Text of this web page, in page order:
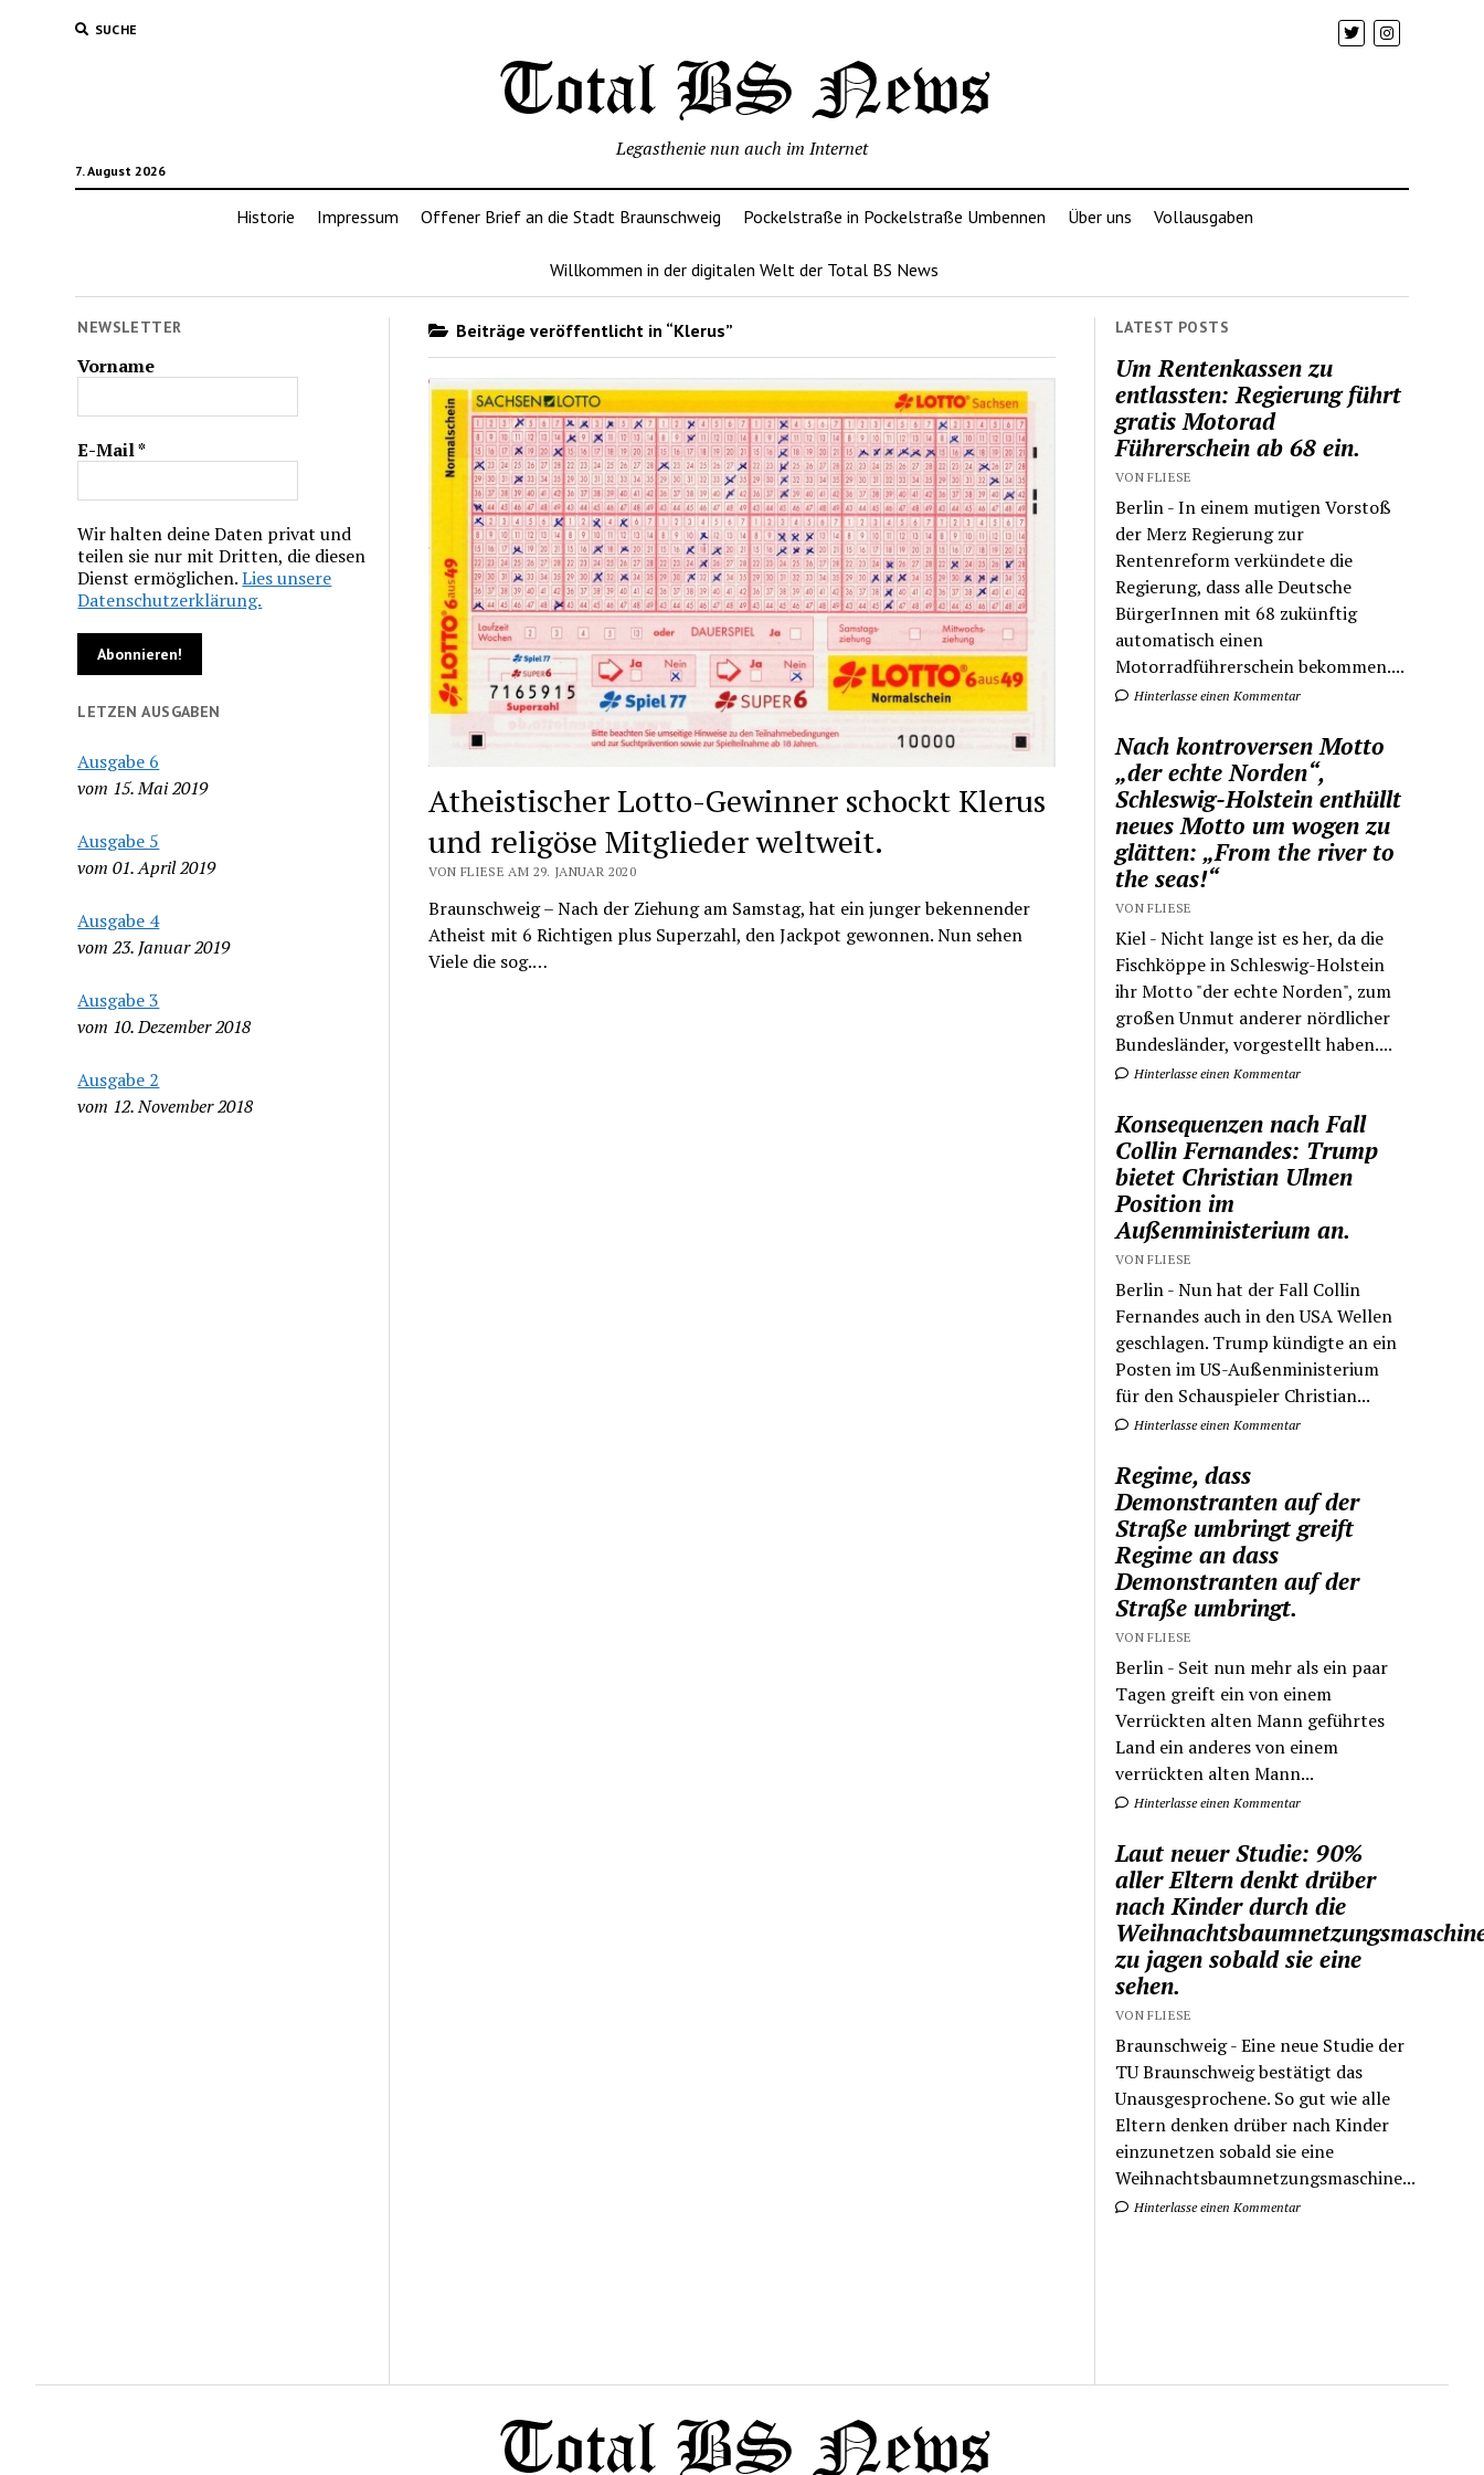
SUCHE
7. August 2026
Legasthenie nun auch im Internet
Historie Impressum Offener Brief an die Stadt Braunschweig Pockelstraße in Pockelstraße Umbennen Über uns Vollausgaben
Willkommen in der digitalen Welt der Total BS News
NEWSLETTER
Vorname
E-Mail*
Wir halten deine Daten privat und
teilen sie nur mit Dritten, die diesen
Dienst ermöglichen.Lies unsere
Datenschutzerklärung.
LETZEN AUSGABEN
Ausgabe 6
vom 15. Mai 2019
Ausgabe 5
vom 01. April 2019
Ausgabe 4
vom 23. Januar 2019
Ausgabe 3
vom 10. Dezember 2018
Ausgabe 2
vom 12. November 2018
Beiträge veröffentlicht in “Klerus”
Atheistischer Lotto-Gewinner schockt Klerus
und religöse Mitglieder weltweit.
VON FLIESE AM 29. JANUAR 2020
Braunschweig – Nach der Ziehung am Samstag, hat ein junger bekennender
Atheist mit 6 Richtigen plus Superzahl, den Jackpot gewonnen. Nun sehen
Viele die sog.…
LATEST POSTS
Um Rentenkassen zu
entlassten: Regierung führt
gratis Motorad
Führerschein ab 68 ein.
VON FLIESE
Berlin - In einem mutigen Vorstoß
der Merz Regierung zur
Rentenreform verkündete die
Regierung, dass alle Deutsche
BürgerInnen mit 68 zukünftig
automatisch einen
Motorradführerschein bekommen....
Hinterlasse einen Kommentar
Nach kontroversen Motto
„der echte Norden“,
Schleswig-Holstein enthüllt
neues Motto um wogen zu
glätten: „From the river to
the seas!“
VON FLIESE
Kiel - Nicht lange ist es her, da die
Fischköppe in Schleswig-Holstein
ihr Motto "der echte Norden", zum
großen Unmut anderer nördlicher
Bundesländer, vorgestellt haben....
Hinterlasse einen Kommentar
Konsequenzen nach Fall
Collin Fernandes: Trump
bietet Christian Ulmen
Position im
Außenministerium an.
VON FLIESE
Berlin - Nun hat der Fall Collin
Fernandes auch in den USA Wellen
geschlagen. Trump kündigte an ein
Posten im US-Außenministerium
für den Schauspieler Christian...
Hinterlasse einen Kommentar
Regime, dass
Demonstranten auf der
Straße umbringt greift
Regime an dass
Demonstranten auf der
Straße umbringt.
VON FLIESE
Berlin - Seit nun mehr als ein paar
Tagen greift ein von einem
Verrückten alten Mann geführtes
Land ein anderes von einem
verrückten alten Mann...
Hinterlasse einen Kommentar
Laut neuer Studie: 90%
aller Eltern denkt drüber
nach Kinder durch die
zu jagen sobald sie eine
sehen.
VON FLIESE
Braunschweig - Eine neue Studie der
TU Braunschweig bestätigt das
Unausgesprochene. So gut wie alle
Eltern denken drüber nach Kinder
einzunetzen sobald sie eine
Weihnachtsbaumnetzungsmaschine...
Hinterlasse einen Kommentar